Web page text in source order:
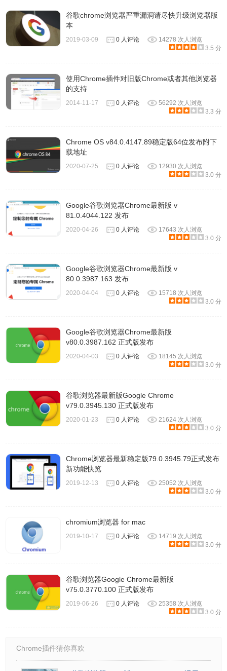
谷歌chrome浏览器严重漏洞请尽快升级浏览器版
本
2019-03-09 0 人评论
14278 次人浏览
3.5 分
使用Chrome插件对旧版Chrome或者其他浏览器
的支持
2014-11-17 0 人评论
56292 次人浏览
3.3 分
Chrome OS v84.0.4147.89稳定版64位发布附下
载地址
2020-07-25 0 人评论
12930 次人浏览
3.0 分
Google谷歌浏览器Chrome最新版 v
81.0.4044.122 发布
2020-04-26 0 人评论
17643 次人浏览
3.0 分
Google谷歌浏览器Chrome最新版 v
80.0.3987.163 发布
2020-04-04 0 人评论
15718 次人浏览
3.0 分
Google谷歌浏览器Chrome最新版
v80.0.3987.162 正式版发布
2020-04-03 0 人评论
18145 次人浏览
3.0 分
谷歌浏览器最新版Google Chrome
v79.0.3945.130 正式版发布
2020-01-23 0 人评论
21624 次人浏览
3.0 分
Chrome浏览器最新稳定版79.0.3945.79正式发布
新功能快览
2019-12-13 0 人评论
25052 次人浏览
3.0 分
chromium浏览器 for mac
2019-10-17 0 人评论
14719 次人浏览
3.0 分
谷歌浏览器Google Chrome最新版
v75.0.3770.100 正式版发布
2019-06-26 0 人评论
25358 次人浏览
3.0 分
Chrome插件猜你喜欢